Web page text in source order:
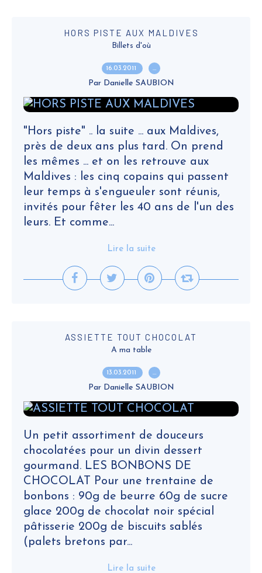
HORS PISTE AUX MALDIVES
Billets d'où
16.03.2011 …
Par Danielle SAUBION
"Hors piste" .. la suite ... aux Maldives,
près de deux ans plus tard. On prend
les mêmes ... et on les retrouve aux
Maldives : les cinq copains qui passent
leur temps à s'engueuler sont réunis,
invités pour fêter les 40 ans de l'un des
leurs. Et comme...
Lire la suite
ASSIETTE TOUT CHOCOLAT
A ma table
13.03.2011 …
Par Danielle SAUBION
Un petit assortiment de douceurs
chocolatées pour un divin dessert
gourmand. LES BONBONS DE
CHOCOLAT Pour une trentaine de
bonbons : 90g de beurre 60g de sucre
glace 200g de chocolat noir spécial
pâtisserie 200g de biscuits sablés
(palets bretons par...
Lire la suite